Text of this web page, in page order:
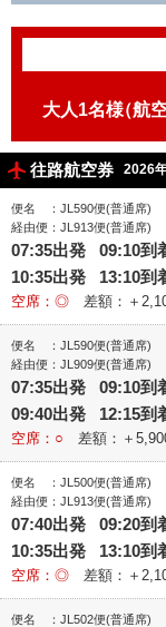
大人1名様（航
往路航空券 2026
便名 ：JL590便(普通席)
経由便：JL913便(普通席)
07:35出発 09:10到
10:35出発 13:10到
空席：◎ 差額：＋
便名 ：JL590便(普通席)
経由便：JL909便(普通席)
07:35出発 09:10到
09:40出発 12:15到
空席：○ 差額：＋
便名 ：JL500便(普通席)
経由便：JL913便(普通席)
07:40出発 09:20到
10:35出発 13:10到
空席：◎ 差額：＋
便名 ：JL502便(普通席)